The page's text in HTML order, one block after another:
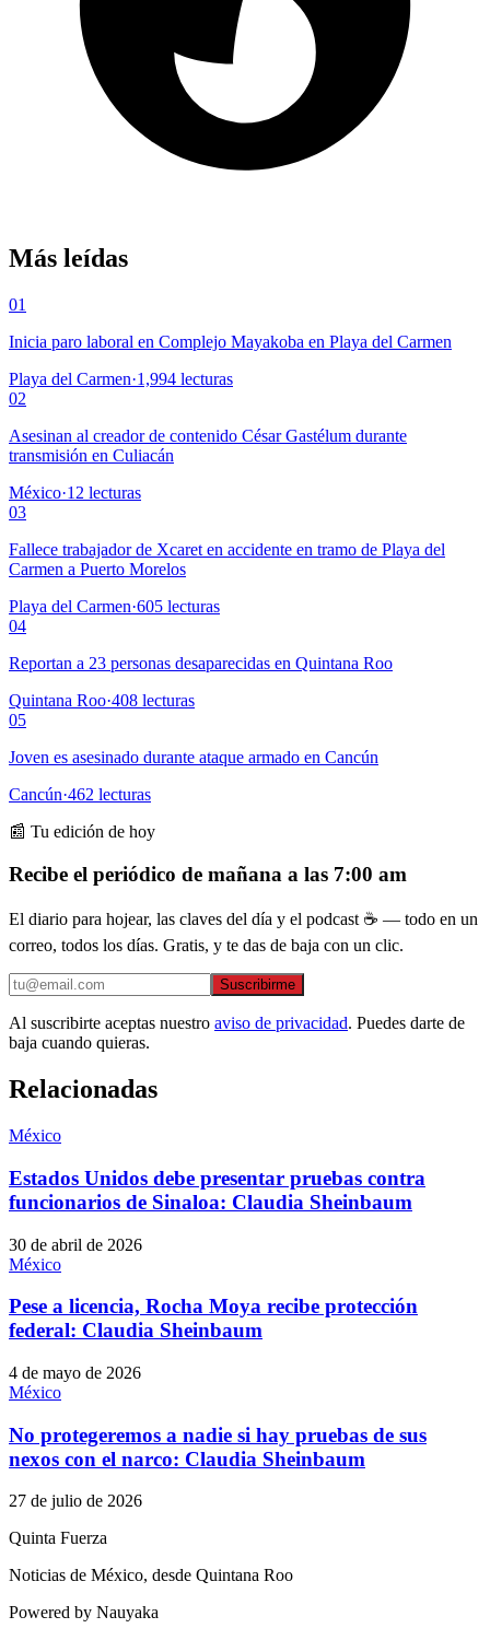
Más leídas
01
Inicia paro laboral en Complejo Mayakoba en Playa del Carmen
Playa del Carmen·1,994 lecturas
02
Asesinan al creador de contenido César Gastélum durante
transmisión en Culiacán
México·12 lecturas
03
Fallece trabajador de Xcaret en accidente en tramo de Playa del
Carmen a Puerto Morelos
Playa del Carmen·605 lecturas
04
Reportan a 23 personas desaparecidas en Quintana Roo
Quintana Roo·408 lecturas
05
Joven es asesinado durante ataque armado en Cancún
Cancún·462 lecturas
📰 Tu edición de hoy
Recibe el periódico de mañana a las 7:00 am
El diario para hojear, las claves del día y el podcast ☕ — todo en un
correo, todos los días. Gratis, y te das de baja con un clic.
Suscribirme
Al suscribirte aceptas nuestro aviso de privacidad. Puedes darte de
baja cuando quieras.
Relacionadas
México
Estados Unidos debe presentar pruebas contra
funcionarios de Sinaloa: Claudia Sheinbaum
30 de abril de 2026
México
Pese a licencia, Rocha Moya recibe protección
federal: Claudia Sheinbaum
4 de mayo de 2026
México
No protegeremos a nadie si hay pruebas de sus
nexos con el narco: Claudia Sheinbaum
27 de julio de 2026
Quinta Fuerza
Noticias de México, desde Quintana Roo
Powered by Nauyaka